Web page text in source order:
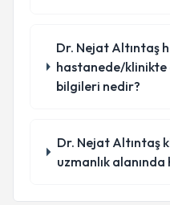
Dr. Nejat Altıntaş
hastanede/klinikte
bilgileri nedir?
Dr. Nejat Altıntaş
uzmanlık